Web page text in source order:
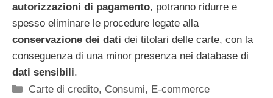
autorizzazioni di pagamento, potranno ridurre e
spesso eliminare le procedure legate alla
conservazione dei dati dei titolari delle carte, con la
conseguenza di una minor presenza nei database di
dati sensibili.
Categorie
Carte di credito, Consumi, E-commerce